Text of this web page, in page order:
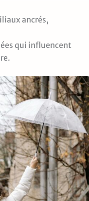
ancrés,
qui influencent